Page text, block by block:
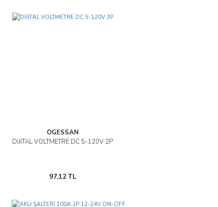
OGESSAN
DİJİTAL VOLTMETRE DC 5-120V 2P
97,12 TL